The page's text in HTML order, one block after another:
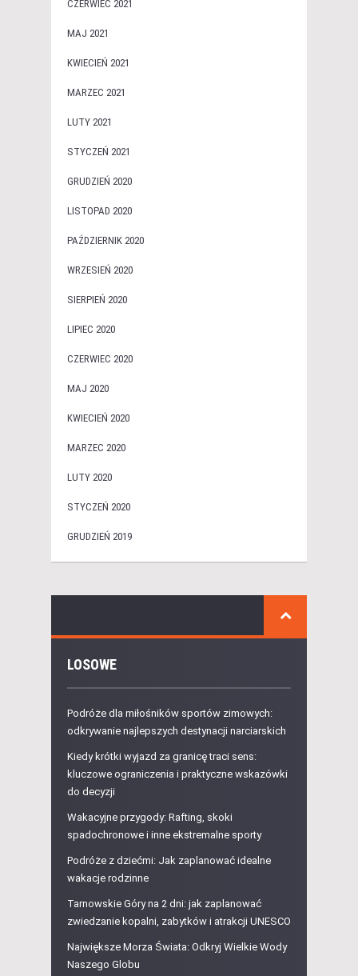
CZERWIEC 2021
MAJ 2021
KWIECIEŃ 2021
MARZEC 2021
LUTY 2021
STYCZEŃ 2021
GRUDZIEŃ 2020
LISTOPAD 2020
PAŹDZIERNIK 2020
WRZESIEŃ 2020
SIERPIEŃ 2020
LIPIEC 2020
CZERWIEC 2020
MAJ 2020
KWIECIEŃ 2020
MARZEC 2020
LUTY 2020
STYCZEŃ 2020
GRUDZIEŃ 2019
LOSOWE
Podróże dla miłośników sportów zimowych:
odkrywanie najlepszych destynacji narciarskich
Kiedy krótki wyjazd za granicę traci sens:
kluczowe ograniczenia i praktyczne wskazówki
do decyzji
Wakacyjne przygody: Rafting, skoki
spadochronowe i inne ekstremalne sporty
Podróże z dziećmi: Jak zaplanować idealne
wakacje rodzinne
Tarnowskie Góry na 2 dni: jak zaplanować
zwiedzanie kopalni, zabytków i atrakcji UNESCO
Największe Morza Świata: Odkryj Wielkie Wody
Naszego Globu